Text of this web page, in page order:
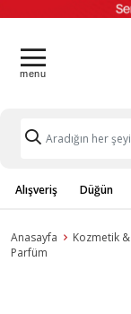
Alışveriş Düğün
Anasayfa Kozmetik &
Parfüm